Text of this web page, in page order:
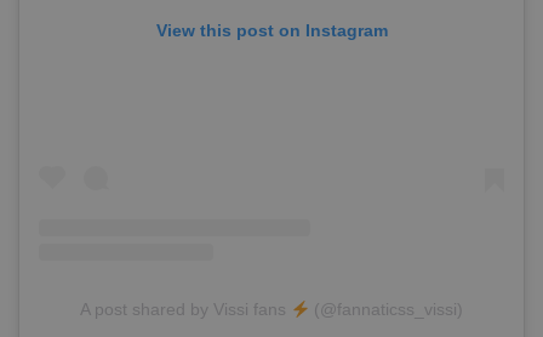
View this post on Instagram
A post shared by Vissi fans (@fannaticss_vissi)